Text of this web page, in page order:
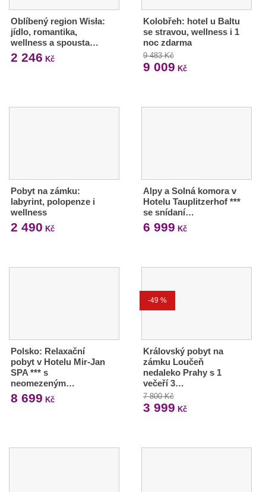
Oblíbený region Wisła:
jídlo, romantika,
wellness a spousta…
2 246 Kč
Kolobřeh: hotel u Baltu
se stravou, wellness i 1
noc zdarma
9 483 Kč
9 009 Kč
Pobyt na zámku:
labyrint, polopenze i
wellness
2 490 Kč
Alpy a Solná komora v
Hotelu Tauplitzerhof ***
se snídaní…
6 999 Kč
Polsko: Relaxační
pobyt v Hotelu Mir-Jan
SPA *** s
neomezeným…
8 699 Kč
-49 %
Královský pobyt na
zámku Loučeň
nedaleko Prahy s 1
večeří 3…
7 800 Kč
3 999 Kč